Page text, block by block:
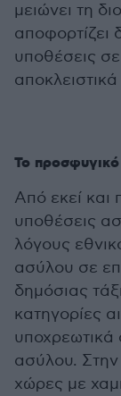
μειώνει τη
αποφορτίζει
υποθέσεις
Το
Από εκεί και
υποθέσεις
λόγους
ασύλου σε
δημόσιας
κατηγορίες
υποχρεωτικά
ασύλου.
χώρες με